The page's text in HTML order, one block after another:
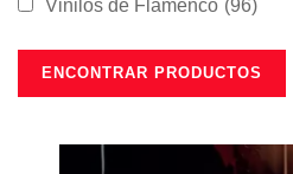
Vinilos de Flamenco (96)